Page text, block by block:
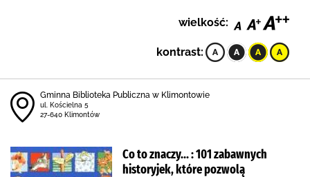
wielkość:
kontrast:
Gminna Biblioteka Publiczna w Klimontowie
ul. Kościelna 5
27-640 Klimontów
Co to znaczy... : 101 zabawnych
historyjek, które pozwolą